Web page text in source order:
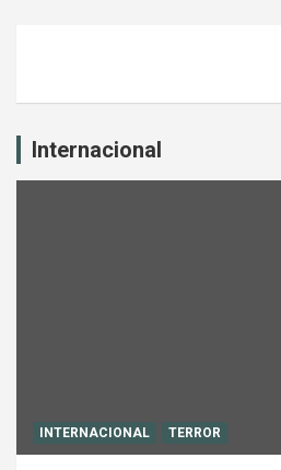
Internacional
INTERNACIONAL TERROR